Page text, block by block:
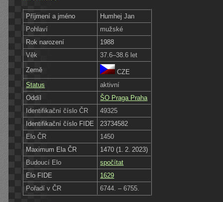
Příjmení a jméno
Humhej Jan
Pohlaví
mužské
Rok narození
1988
Věk
37.6–38.6 let
Země
CZE
Status
aktivní
Oddíl
ŠO Praga Praha
Identifikační číslo ČR
49325
Identifikační číslo FIDE
23734582
Elo ČR
1450
Maximum Ela ČR
1470 (1. 2. 2023)
Budoucí Elo
spočítat
Elo FIDE
1629
Pořadí v ČR
6744. – 6755.